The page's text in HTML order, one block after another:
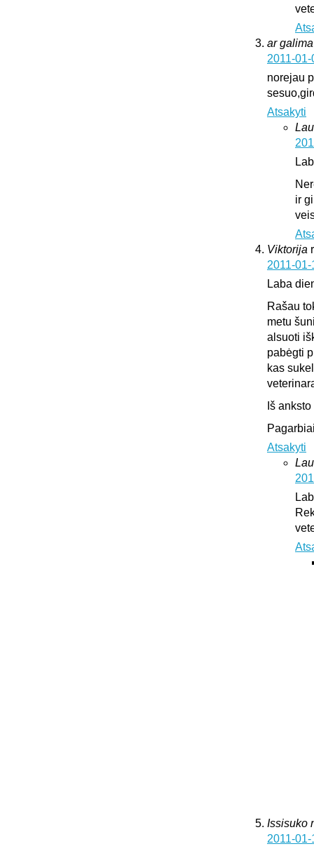
ar
2011-
norejau
Atsakyti
ir
Viktorija
2011-
Laba
Rašau
metu
alsuoti
pabėgti
kas
Iš
Atsakyti
Issisuko
2011-